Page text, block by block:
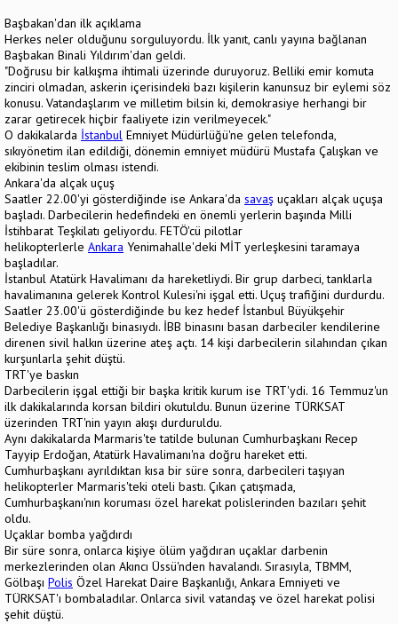
Başbakan'dan ilk açıklama
Herkes neler olduğunu sorguluyordu. İlk yanıt, canlı yayına bağlanan
Başbakan Binali Yıldırım'dan geldi.
"Doğrusu bir kalkışma ihtimali üzerinde duruyoruz. Belliki emir komuta
zinciri olmadan, askerin içerisindeki bazı kişilerin kanunsuz bir eylemi söz
konusu. Vatandaşlarım ve milletim bilsin ki, demokrasiye herhangi bir
zarar getirecek hiçbir faaliyete izin verilmeyecek."
O dakikalarda İstanbul Emniyet Müdürlüğü'ne gelen telefonda,
sıkıyönetim ilan edildiği, dönemin emniyet müdürü Mustafa Çalışkan ve
ekibinin teslim olması istendi.
Ankara'da alçak uçuş
Saatler 22.00'yi gösterdiğinde ise Ankara'da savaş uçakları alçak uçuşa
başladı. Darbecilerin hedefindeki en önemli yerlerin başında Milli
İstihbarat Teşkilatı geliyordu. FETÖ'cü pilotlar
helikopterlerle Ankara Yenimahalle'deki MİT yerleşkesini taramaya
başladılar.
İstanbul Atatürk Havalimanı da hareketliydi. Bir grup darbeci, tanklarla
havalimanına gelerek Kontrol Kulesi'ni işgal etti. Uçuş trafiğini durdurdu.
Saatler 23.00'ü gösterdiğinde bu kez hedef İstanbul Büyükşehir
Belediye Başkanlığı binasıydı. İBB binasını basan darbeciler kendilerine
direnen sivil halkın üzerine ateş açtı. 14 kişi darbecilerin silahından çıkan
kurşunlarla şehit düştü.
TRT'ye baskın
Darbecilerin işgal ettiği bir başka kritik kurum ise TRT'ydi. 16 Temmuz'un
ilk dakikalarında korsan bildiri okutuldu. Bunun üzerine TÜRKSAT
üzerinden TRT'nin yayın akışı durduruldu.
Aynı dakikalarda Marmaris'te tatilde bulunan Cumhurbaşkanı Recep
Tayyip Erdoğan, Atatürk Havalimanı'na doğru hareket etti.
Cumhurbaşkanı ayrıldıktan kısa bir süre sonra, darbecileri taşıyan
helikopterler Marmaris'teki oteli bastı. Çıkan çatışmada,
Cumhurbaşkanı'nın koruması özel harekat polislerinden bazıları şehit
oldu.
Uçaklar bomba yağdırdı
Bir süre sonra, onlarca kişiye ölüm yağdıran uçaklar darbenin
merkezlerinden olan Akıncı Üssü'nden havalandı. Sırasıyla, TBMM,
Gölbaşı Polis Özel Harekat Daire Başkanlığı, Ankara Emniyeti ve
TÜRKSAT'ı bombaladılar. Onlarca sivil vatandaş ve özel harekat polisi
şehit düştü.